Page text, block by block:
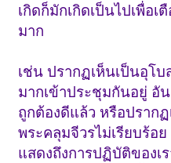
เกิดก็มักเกิดเป็นไปเพื่อ
มาก
เช่น ปรากฏเห็นเป็นอุโ
มากเข้าประชุมกันอยู่ อั
ถูกต้องดีแล้ว หรือปราก
พระคลุมจีวรไม่เรียบร้อ
แสดงถึงการปฏิบัติของเ